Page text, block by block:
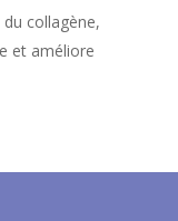
collagène,
et améliore